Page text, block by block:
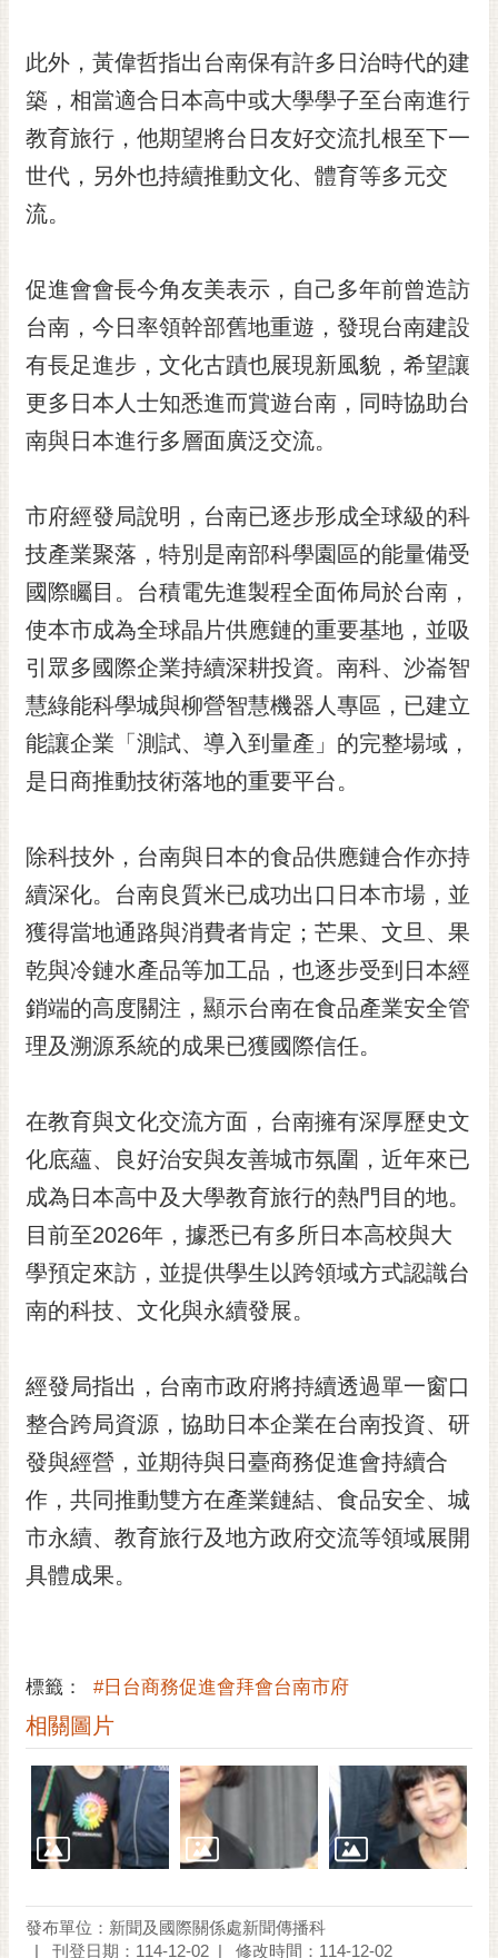
閱
電
子
報
市
民
信
English
日
本
語
隱
及
安
全
政
策
網
站
資
料
開
放
告
市
交
通
置
此外，黃偉哲指出台南保有許多日治時代的建
築，相當適合日本高中或大學學子至台南進行
教育旅行，他期望將台日友好交流扎根至下一
世代，另外也持續推動文化、體育等多元交
流。
促進會會長今角友美表示，自己多年前曾造訪
台南，今日率領幹部舊地重遊，發現台南建設
有長足進步，文化古蹟也展現新風貌，希望讓
更多日本人士知悉進而賞遊台南，同時協助台
南與日本進行多層面廣泛交流。
市府經發局說明，台南已逐步形成全球級的科
技產業聚落，特別是南部科學園區的能量備受
國際矚目。台積電先進製程全面佈局於台南，
使本市成為全球晶片供應鏈的重要基地，並吸
引眾多國際企業持續深耕投資。南科、沙崙智
慧綠能科學城與柳營智慧機器人專區，已建立
能讓企業「測試、導入到量產」的完整場域，
是日商推動技術落地的重要平台。
除科技外，台南與日本的食品供應鏈合作亦持
續深化。台南良質米已成功出口日本市場，並
獲得當地通路與消費者肯定；芒果、文旦、果
乾與冷鏈水產品等加工品，也逐步受到日本經
銷端的高度關注，顯示台南在食品產業安全管
理及溯源系統的成果已獲國際信任。
在教育與文化交流方面，台南擁有深厚歷史文
化底蘊、良好治安與友善城市氛圍，近年來已
成為日本高中及大學教育旅行的熱門目的地。
目前至2026年，據悉已有多所日本高校與大
學預定來訪，並提供學生以跨領域方式認識台
南的科技、文化與永續發展。
經發局指出，台南市政府將持續透過單一窗口
整合跨局資源，協助日本企業在台南投資、研
發與經營，並期待與日臺商務促進會持續合
作，共同推動雙方在產業鏈結、食品安全、城
市永續、教育旅行及地方政府交流等領域展開
具體成果。
標籤： #日台商務促進會拜會台南市府
相關圖片
發布單位：新聞及國際關係處新聞傳播科
刊登日期：114-12-02
修改時間：114-12-02